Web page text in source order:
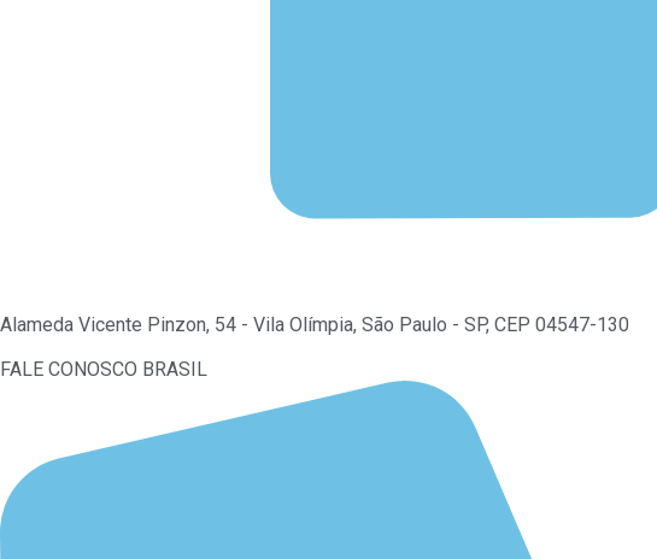
Alameda Vicente Pinzon, 54 - Vila Olímpia, São Paulo - SP, CEP 04547-130
FALE CONOSCO BRASIL